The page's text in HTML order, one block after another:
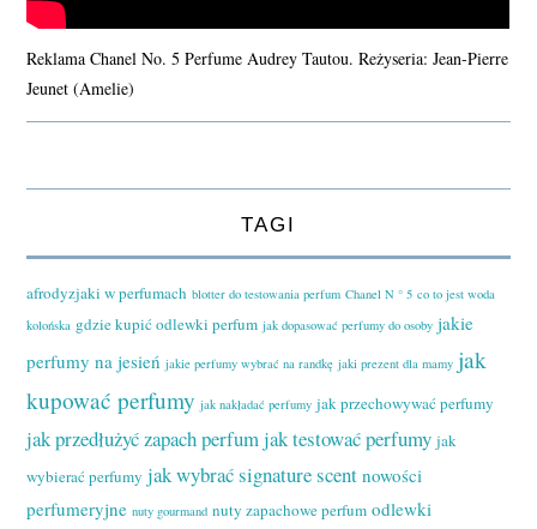
Reklama Chanel No. 5 Perfume Audrey Tautou. Reżyseria: Jean-Pierre
Jeunet (Amelie)
TAGI
afrodyzjaki w perfumach blotter do testowania perfum Chanel N ° 5 co to jest woda
kolońska gdzie kupić odlewki perfum jak dopasować perfumy do osoby jakie
perfumy na jesień jakie perfumy wybrać na randkę jaki prezent dla mamy jak
kupować perfumy jak nakładać perfumy jak przechowywać perfumy
jak przedłużyć zapach perfumjak testować perfumy jak
wybierać perfumy jak wybrać signature scent nowości
perfumeryjne nuty gourmand nuty zapachowe perfum odlewki